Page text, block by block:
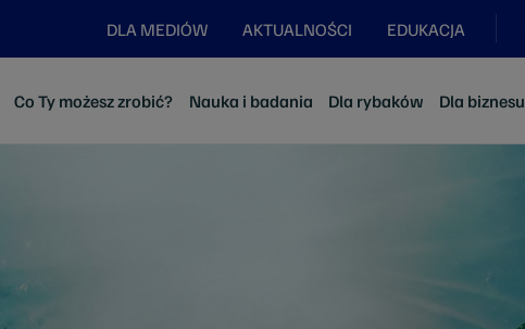
DLA MEDIÓW AKTUALNOŚCI EDUKACJA
Co Ty możesz zrobić? Nauka i badania Dla rybaków Dla biznesu